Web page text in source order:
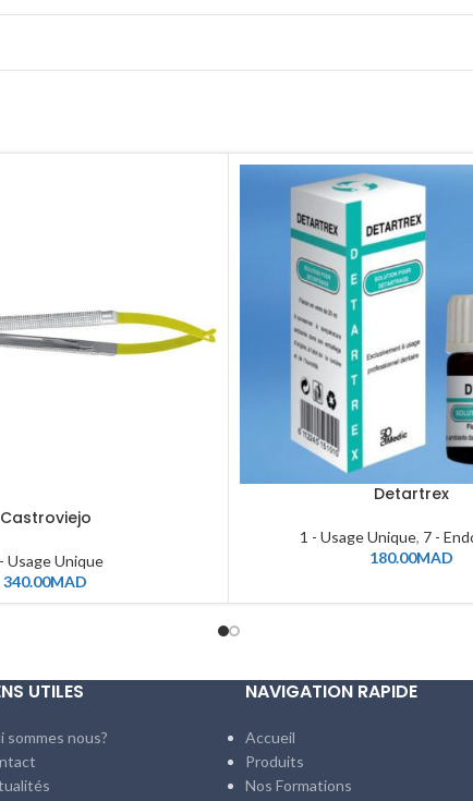
Castroviejo
Usage Unique
340.00MAD
Detartrex
1 - Usage Unique, 7 -
180.00MAD
UTILES
sommes nous?
NAVIGATION RAPIDE
Accueil
Produits
Nos Formations